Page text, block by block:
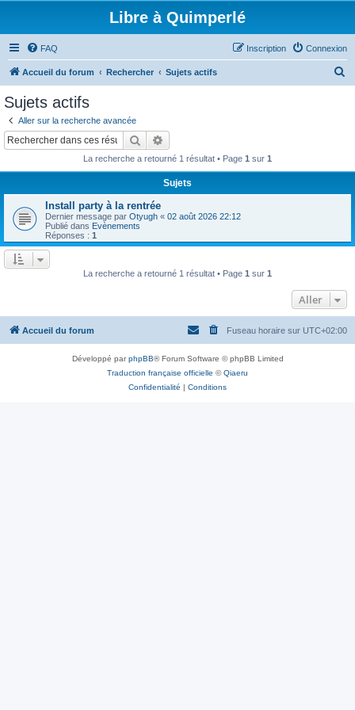
Libre à Quimperlé
FAQ Connexion
Inscription
Accueil du forum Rechercher Sujets actifs
r
Sujets actifs
Aller sur la recherche avancée
Rechercher
La recherche a retourné 1 résultat • Page 1 sur 1
Sujets
Install party à la rentrée
Dernier message par Otyugh « 02 août 2026 22:12
Publié dans Evènements
Réponses : 1
La recherche a retourné 1 résultat • Page 1 sur 1
Aller
Accueil du forum Fuseau horaire sur UTC+02:00
Développé parphpBB® Forum Software © phpBB Limited
Traduction française officielle ©Qiaeru
Confidentialité | Conditions